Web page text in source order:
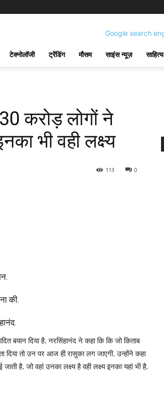
टेक्नोलॉजी ट्रेंडिंग मौसम साइंस न्यूज़ साहित्य
करोड़ लोगों ने
भी वही लक्ष्य
0
113
की.
बयान दिया है. नरसिंहानंद ने कहा कि कि जो किताब
दिया तो उन पर आज ही रासुका लग जाएगी. उन्होंने कहा
है. जो वहां उनका लक्ष्य है वही लक्ष्य इनका यहां भी है.